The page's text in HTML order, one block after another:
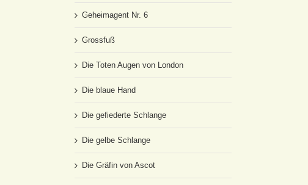
Geheimagent Nr. 6
Grossfuß
Die Toten Augen von London
Die blaue Hand
Die gefiederte Schlange
Die gelbe Schlange
Die Gräfin von Ascot